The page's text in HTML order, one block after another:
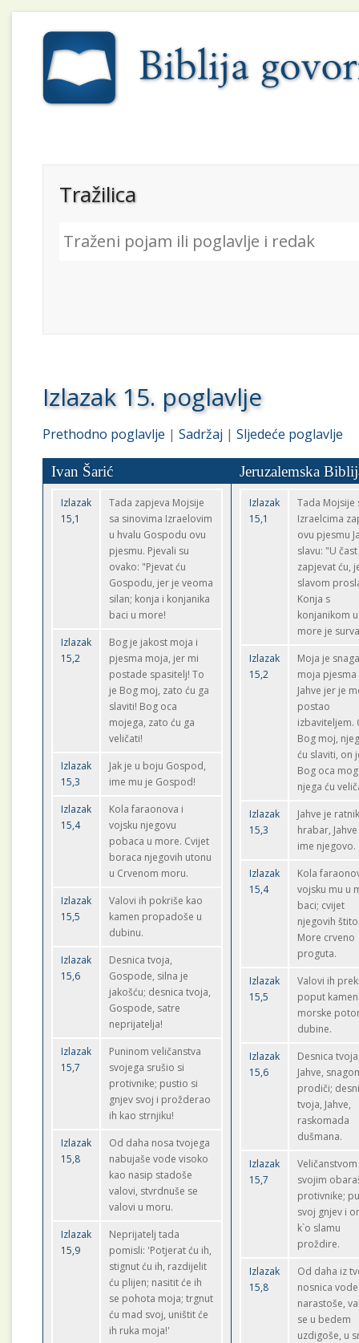
Tražilica
Izlazak 15. poglavlje
Prethodno poglavlje |Sadržaj |Sljedeće poglavlje
Ivan Šarić Jeruzalemska
Izlazak
15,1
Tada zapjeva Mojsije
sa sinovima Izraelovim
u hvalu Gospodu ovu
pjesmu. Pjevali su
ovako: "Pjevat ću
Gospodu, jer je veoma
silan; konja i konjanika
baci u more!
Izlazak
15,2
Bog je jakost moja i
pjesma moja, jer mi
postade spasitelj! To
je Bog moj, zato ću ga
slaviti! Bog oca
mojega, zato ću ga
veličati!
Izlazak
15,3
Jak je u boju Gospod,
ime mu je Gospod!
Izlazak
15,4
Kola faraonova i
vojsku njegovu
pobaca u more. Cvijet
boraca njegovih utonu
u Crvenom moru.
Izlazak
15,5
Valovi ih pokriše kao
kamen propadoše u
dubinu.
Izlazak
15,6
Desnica tvoja,
Gospode, silna je
jakošću; desnica tvoja,
Gospode, satre
neprijatelja!
Izlazak
15,7
Puninom veličanstva
svojega srušio si
protivnike; pustio si
gnjev svoj i prožderao
ih kao strnjiku!
Izlazak
15,8
Od daha nosa tvojega
nabujaše vode visoko
kao nasip stadoše
valovi, stvrdnuše se
valovi u moru.
Izlazak
15,9
Neprijatelj tada
pomisli: 'Potjerat ću ih,
stignut ću ih, razdijelit
ću plijen; nasitit će ih
se pohota moja; trgnut
ću mad svoj, uništit će
ih ruka moja!'
Izlazak
15,1
Tada Mojsije
Izraelcima
ovu pjesmu
slavu: "U čast
zapjevat ću,
slavom
Konja s
konjanikom u
more je
Izlazak
15,2
Moja je
moja pjesma
Jahve jer je
postao
izbaviteljem.
Bog moj,
ću slaviti, on
Bog oca
njega ću
Izlazak
15,3
Jahve je
hrabar,
ime njegovo.
Izlazak
15,4
Kola
vojsku mu u
baci; cvijet
njegovih
More crveno
proguta.
Izlazak
15,5
Valovi ih
poput
morske
dubine.
Izlazak
15,6
Desnica
Jahve,
prodiči;
tvoja, Jahve,
raskomada
dušmana.
Izlazak
15,7
Veličanstvom
svojim
protivnike;
svoj gnjev i
k`o slamu
proždire.
Izlazak
15,8
Od daha iz
nosnica vode
narastoše,
se u bedem
uzdigoše, u